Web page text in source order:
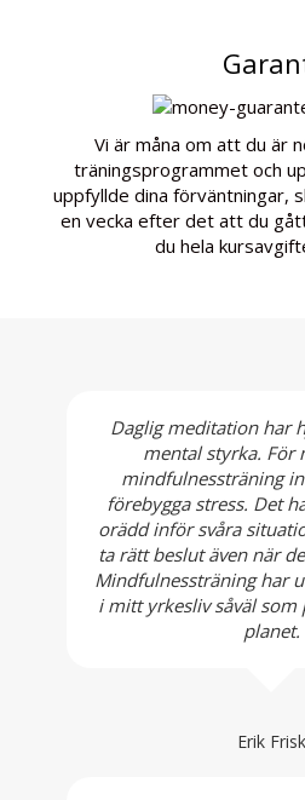
Vi är måna om att du är
träningsprogrammet och
uppfyllde dina förväntningar,
en vecka efter det att du
du hela
Daglig meditation har
mental styrka. För
mindfulnessträning
förebygga stress. Det
orädd inför svåra
ta rätt beslut även när
Mindfulnessträning har
i mitt yrkesliv såväl som
planet.
Erik Frisk